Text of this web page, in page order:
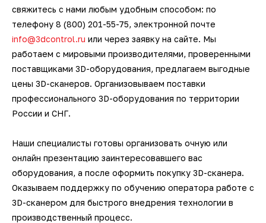
свяжитесь с нами любым удобным способом: по
телефону 8 (800) 201-55-75, электронной почте
info@3dcontrol.ru или через заявку на сайте. Мы
работаем с мировыми производителями, проверенными
поставщиками 3D-оборудования, предлагаем выгодные
цены 3D-сканеров. Организовываем поставки
профессионального 3D-оборудования по территории
России и СНГ.
Наши специалисты готовы организовать очную или
онлайн презентацию заинтересовавшего вас
оборудования, а после оформить покупку 3D-сканера.
Оказываем поддержку по обучению оператора работе с
3D-сканером для быстрого внедрения технологии в
производственный процесс.